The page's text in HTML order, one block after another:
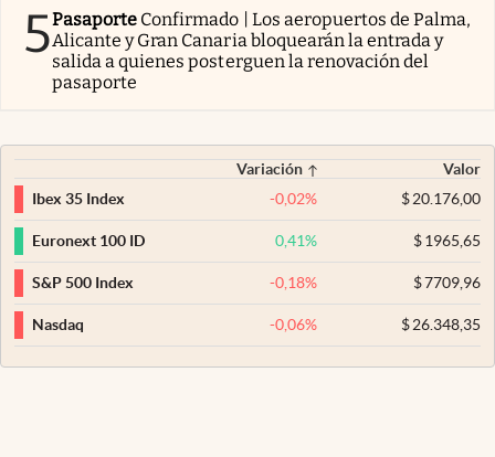
5Pasaporte Confirmado | Los aeropuertos de Palma,
Alicante y Gran Canaria bloquearán la entrada y
salida a quienes posterguen la renovación del
pasaporte
Variación
Valor
Ibex 35 Index
-0,02% $20.176,00
Euronext 100 ID 0,41% $1965,65
S&P 500 Index -0,18% $7709,96
Nasdaq -0,06% $26.348,35